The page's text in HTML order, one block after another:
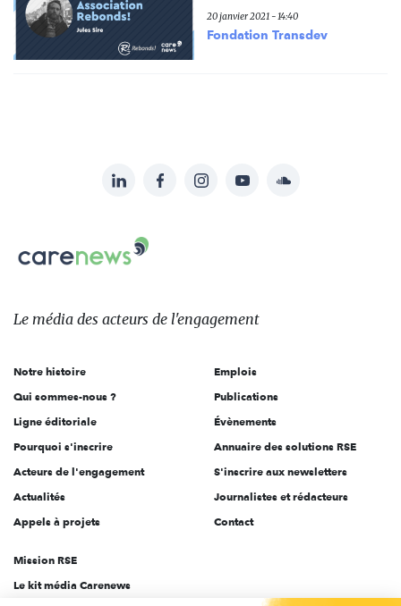
20 janvier 2021 - 14:40
Fondation Transdev
sur:
LinkedInFacebookInstagramYouTubeSoundcloud
Le
des
l'engagement
Le média des acteurs de l'engagement
Notre histoire
Qui sommes-nous ?
Ligne éditoriale
Pourquoi s'inscrire
Acteurs de l'engagement
Actualités
Appels à projets
Emplois
Publications
Évènements
Annuaire des solutions RSE
S'inscrire aux newsletters
Journalistes et rédacteurs
Contact
Mission RSE
Le kit média Carenews